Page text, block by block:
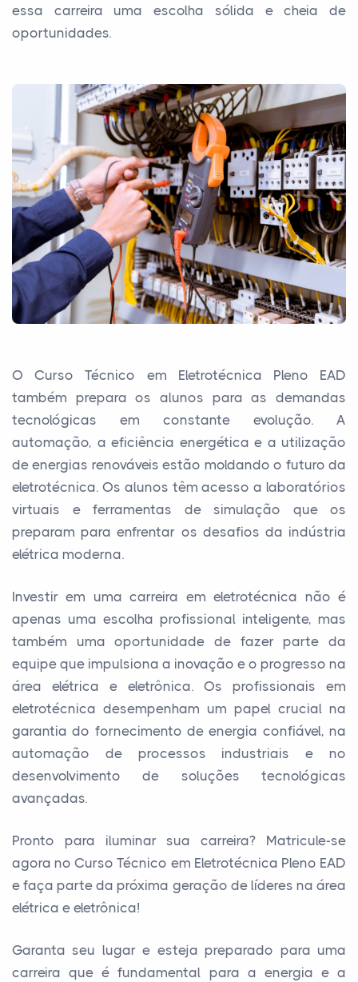
essa carreira uma escolha sólida e cheia de
oportunidades.
O Curso Técnico em Eletrotécnica Pleno EAD
também prepara os alunos para as demandas
tecnológicas em constante evolução. A
automação, a eficiência energética e a utilização
de energias renováveis estão moldando o futuro da
eletrotécnica. Os alunos têm acesso a laboratórios
virtuais e ferramentas de simulação que os
preparam para enfrentar os desafios da indústria
elétrica moderna.
Investir em uma carreira em eletrotécnica não é
apenas uma escolha profissional inteligente, mas
também uma oportunidade de fazer parte da
equipe que impulsiona a inovação e o progresso na
área elétrica e eletrônica. Os profissionais em
eletrotécnica desempenham um papel crucial na
garantia do fornecimento de energia confiável, na
automação de processos industriais e no
desenvolvimento de soluções tecnológicas
avançadas.
Pronto para iluminar sua carreira? Matricule-se
agora no Curso Técnico em Eletrotécnica Pleno EAD
e faça parte da próxima geração de líderes na área
elétrica e eletrônica!
Garanta seu lugar e esteja preparado para uma
carreira que é fundamental para a energia e a